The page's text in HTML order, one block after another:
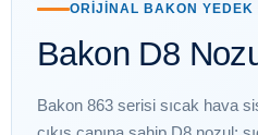
ORIJINAL BAKON YEDEK
Bakon D8
Bakon 863 serisi sıcak hava